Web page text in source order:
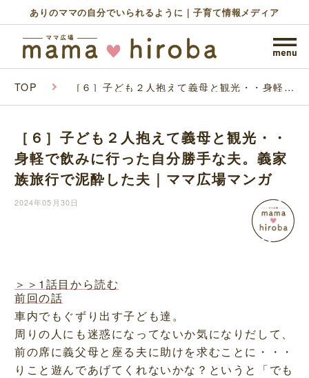
ありのママの自分でいられるように｜子育て情報メディア
TOP ［６］子ども２人抱えて義母と観光・・身軽で
した夫｜ママ広場マンガ
［６］子ども２人抱えて義母と観光・・
身軽で飲みに行った自分勝手な夫。義家
族旅行で泥酔した夫｜ママ広場マンガ
2024年05月30日
＞＞1話目から読む
前回の話
車内でもぐずり出す子ども達。
周りの人にも迷惑になってないか気になりだして、
前の席に義父母と座る夫に助けを求むことに・・・
りこと遊んであげてくれないかな？というと「でも